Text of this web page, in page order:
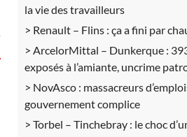
la vie des travailleurs
Renault – Flins : ça a fini par
ArcelorMittal – Dunkerque :
exposés à l’amiante, uncrime
NovAsco : massacreurs
gouvernement complice
Torbel – Tinchebray : le choc